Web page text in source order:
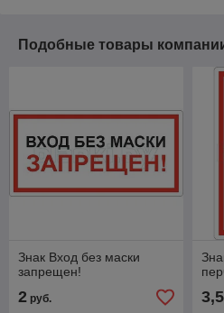
Подобные товары
Знак Вход без маски
запрещен!
2 руб.